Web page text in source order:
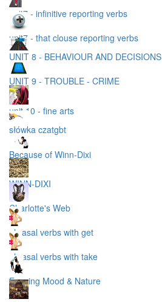
unit7 - infinitive reporting verbs
unit7 - that clouse reporting verbs
UNIT 8 - BEHAVIOUR AND DECISIONS
UNIT 9 - TROUBLE - CRIME
unit 10 - fine arts
słówka czatgbt
Because of Winn-Dixi
WINN-DIXI
Charlotte's Web
phrasal verbs with get
phrasal verbs with take
Evening Mood & Nature